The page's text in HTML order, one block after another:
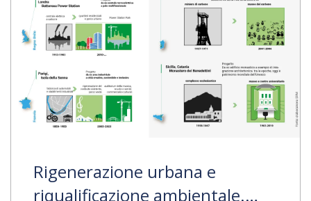
Rigenerazione urbana e
riqualificazione ambientale.